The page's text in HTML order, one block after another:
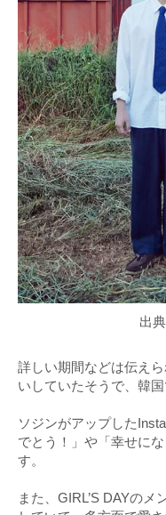
出典
詳しい期間などは伝え
いしていたそうで、韓
ソジンがアップした
でとう！」や「幸せに
す。
また、GIRL’S DAYの